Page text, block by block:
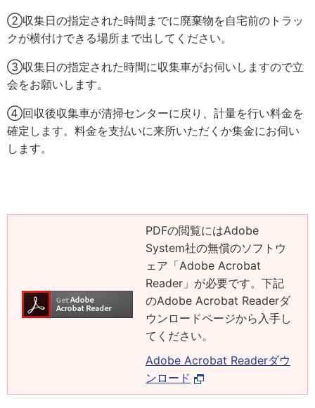
②収集日の指定された時間までに廃棄物を自宅前のトラッ
クが横付けできる場所まで出してください。
③収集日の指定された時間に収集車がお伺いしますので立
会をお願いします。
④回収後収集車が清掃センターに戻り、計量を行い料金を
確定します。料金を支払いに来所いただくか集金にお伺い
します。
PDFの閲覧にはAdobe
System社の無償のソフトウ
ェア「Adobe Acrobat
Reader」が必要です。下記
のAdobe Acrobat Readerダ
ウンロードページから入手し
てください。
Adobe Acrobat Readerダウ
ンロード